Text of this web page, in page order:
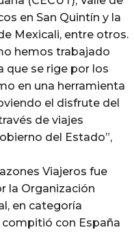
en San Quintín y la
Mexicali, entre otros.
hemos trabajado
que se rige por los
en una herramienta
el disfrute del
de viajes
del Estado”,
Viajeros fue
la Organización
en categoría
con España